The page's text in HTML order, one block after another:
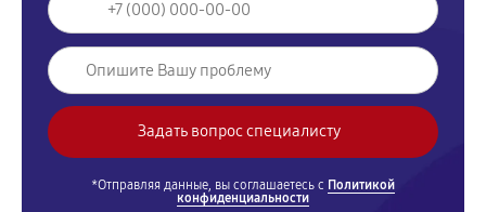
*Отправляя данные, вы соглашаетесь с Политикой
конфиденциальности